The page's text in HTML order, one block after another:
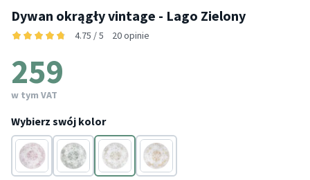
Dywan okrągły vintage - Lago Zielony
4.75 / 5 20 opinie
259
w tym VAT
Wybierz swój kolor